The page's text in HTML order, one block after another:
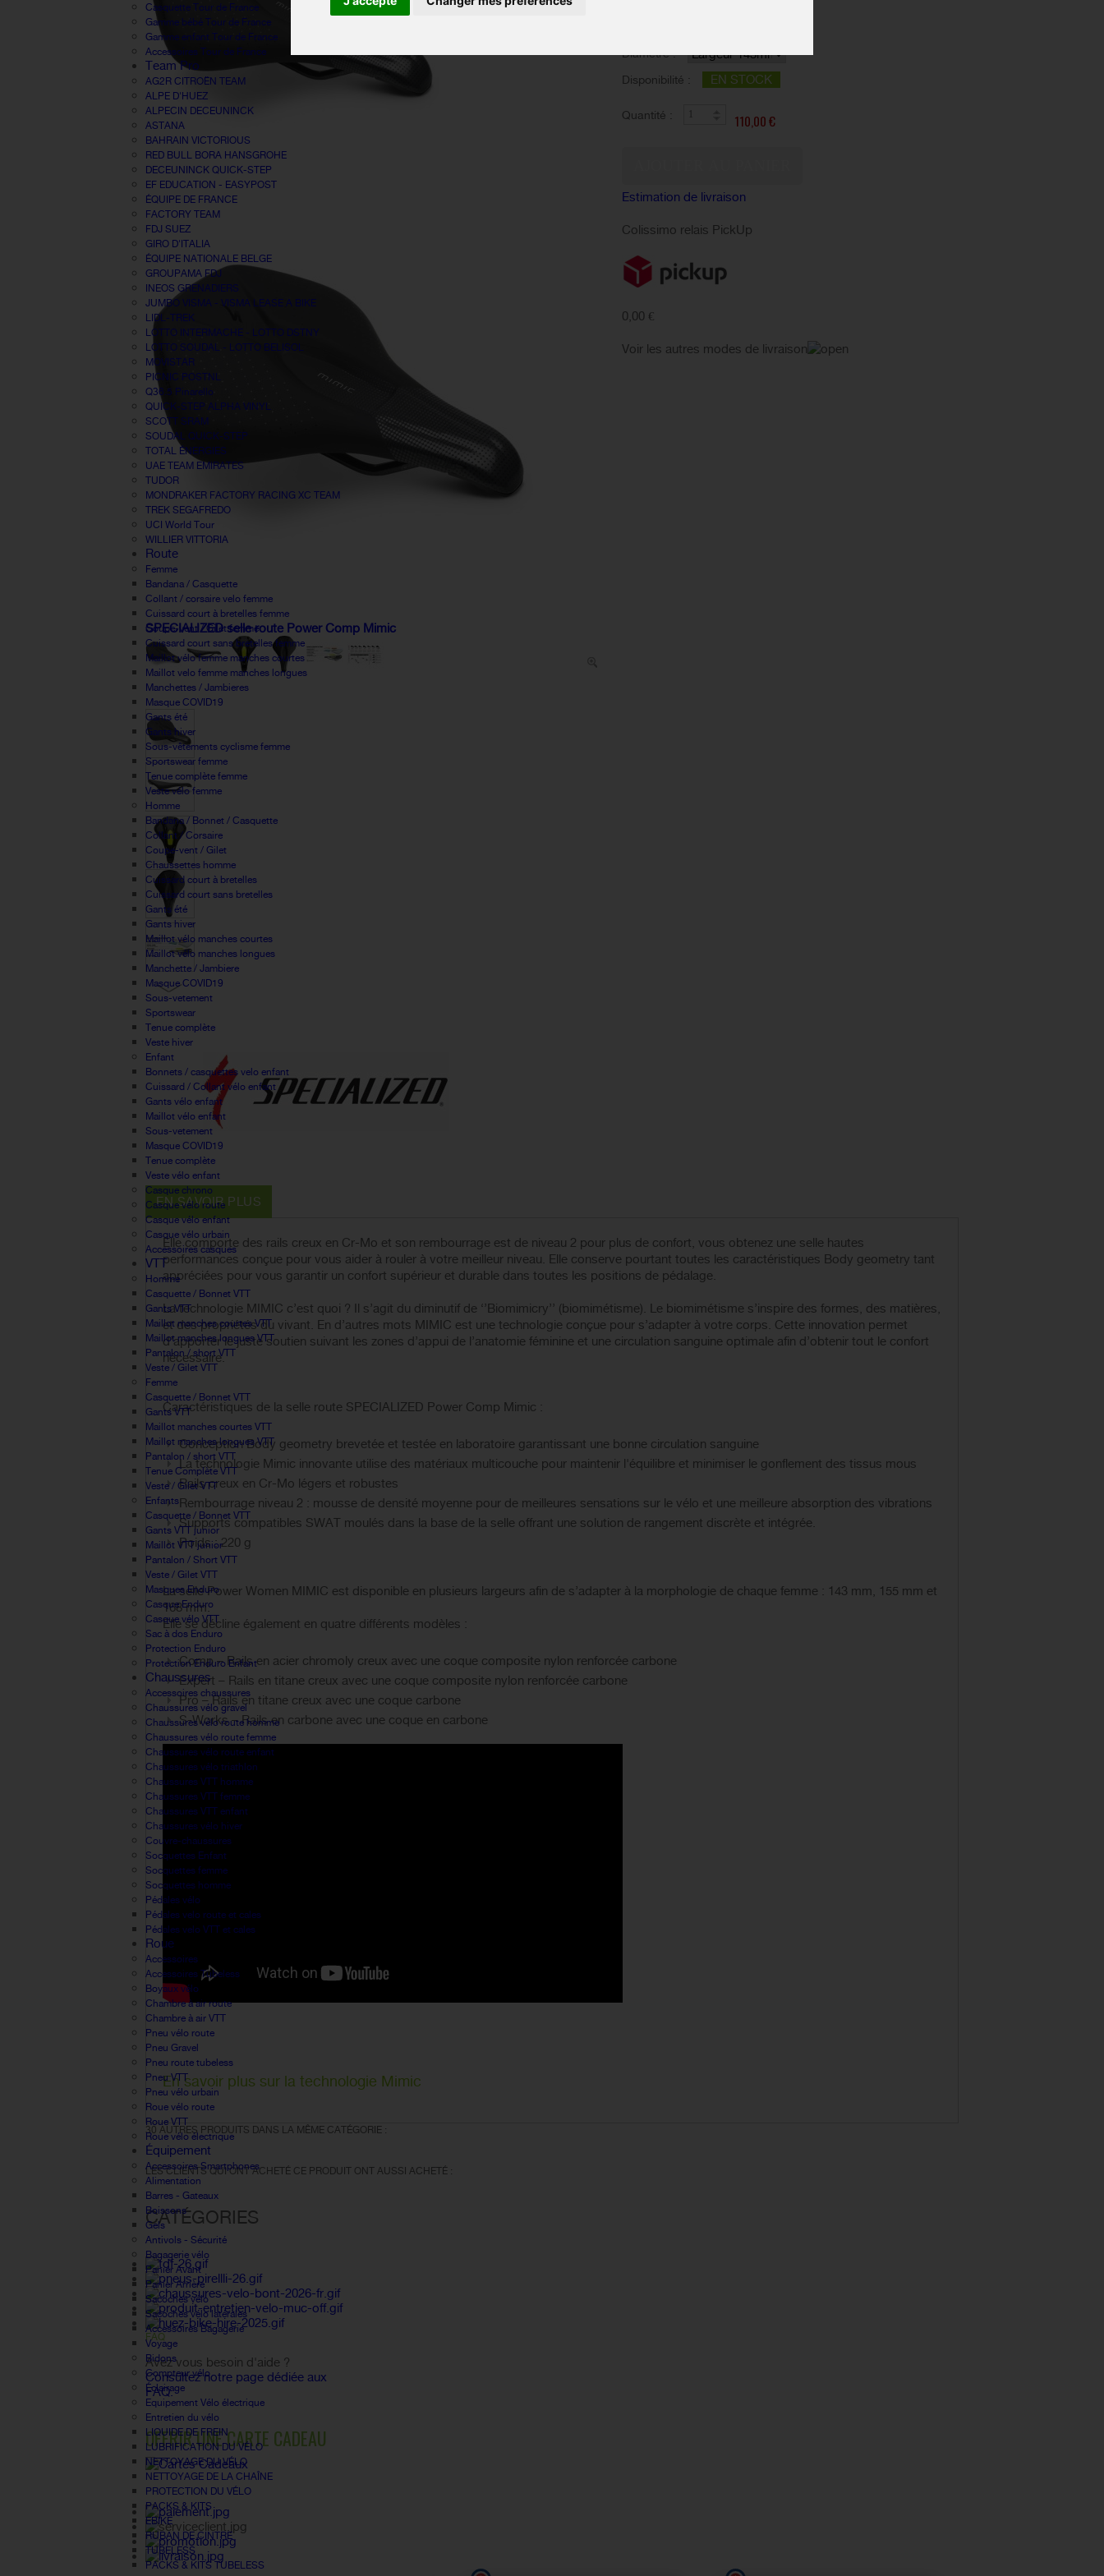
Casquette Tour de France
Gamme bébé Tour de France
Gamme enfant Tour de France
Accessoires Tour de France
Team Pro
AG2R CITROËN TEAM
ALPE D'HUEZ
ALPECIN DECEUNINCK
ASTANA
BAHRAIN VICTORIOUS
RED BULL BORA HANSGROHE
DECEUNINCK QUICK-STEP
EF EDUCATION - EASYPOST
ÉQUIPE DE FRANCE
FACTORY TEAM
FDJ SUEZ
GIRO D'ITALIA
ÉQUIPE NATIONALE BELGE
GROUPAMA FDJ
INEOS GRENADIERS
JUMBO VISMA - VISMA LEASE A BIKE
LIDL-TREK
LOTTO INTERMACHE - LOTTO DSTNY
LOTTO SOUDAL - LOTTO BELISOL
MOVISTAR
PICNIC POSTNL
Q36.5 Pinarello
QUICK-STEP ALPHA VINYL
SCOTT SRAM
SOUDAL QUICK-STEP
TOTAL ÉNERGIES
UAE TEAM EMIRATES
TUDOR
MONDRAKER FACTORY RACING XC TEAM
TREK SEGAFREDO
UCI World Tour
WILLIER VITTORIA
Route
Femme
Bandana / Casquette
Collant / corsaire velo femme
Cuissard court à bretelles femme
Coupe-vent / Gilet femme
Cuissard court sans bretelles femme
Maillot vélo femme manches courtes
Maillot velo femme manches longues
Manchettes / Jambieres
Masque COVID19
Gants été
Gants hiver
Sous-vêtements cyclisme femme
Sportswear femme
Tenue complète femme
Veste vélo femme
Homme
Bandana / Bonnet / Casquette
Collant / Corsaire
Coupe-vent / Gilet
Chaussettes homme
Cuissard court à bretelles
Cuissard court sans bretelles
Gants été
Gants hiver
Maillot vélo manches courtes
Maillot vélo manches longues
Manchette / Jambiere
Masque COVID19
Sous-vetement
Sportswear
Tenue complète
Veste hiver
Enfant
Bonnets / casquettes velo enfant
Cuissard / Collant vélo enfant
Gants vélo enfant
Maillot vélo enfant
Sous-vetement
Masque COVID19
Tenue complète
Veste vélo enfant
Casque chrono
Casque vélo route
Casque vélo enfant
Casque vélo urbain
Accessoires casques
VTT
Homme
Casquette / Bonnet VTT
Gants VTT
Maillot manches courtes VTT
Maillot manches longues VTT
Pantalon / short VTT
Veste / Gilet VTT
Femme
Casquette / Bonnet VTT
Gants VTT
Maillot manches courtes VTT
Maillot manches longues VTT
Pantalon / short VTT
Tenue Complète VTT
Veste / Gilet VTT
Enfants
Casquette / Bonnet VTT
Gants VTT junior
Maillot VTT junior
Pantalon / Short VTT
Veste / Gilet VTT
Masques Enduro
Casque Enduro
Casque vélo VTT
Sac à dos Enduro
Protection Enduro
Protection Enduro Enfant
Chaussures
Accessoires chaussures
Chaussures vélo gravel
Chaussures vélo route homme
Chaussures vélo route femme
Chaussures vélo route enfant
Chaussures vélo triathlon
Chaussures VTT homme
Chaussures VTT femme
Chaussures VTT enfant
Chaussures vélo hiver
Couvre-chaussures
Socquettes Enfant
Socquettes femme
Socquettes homme
Pédales vélo
Pédales velo route et cales
Pédales velo VTT et cales
Roue
Accessoires
Accessoires Tubeless
Boyaux vélo
Chambre à air route
Chambre à air VTT
Pneu vélo route
Pneu Gravel
Pneu route tubeless
Pneu VTT
Pneu vélo urbain
Roue vélo route
Roue VTT
Roue vélo électrique
Équipement
Accessoires Smartphones
Alimentation
Barres - Gateaux
Boissons
Gels
Antivols - Sécurité
Bagagerie vélo
Panier Avant
Panier Arrière
Sacoches vélo
Sacoches vélo latérales
Accessoires Bagagerie
Voyage
Bidons
Compteur vélo
Éclairage
Equipement Vélo électrique
Entretien du vélo
LIQUIDE DE FREIN
LUBRIFICATION DU VÉLO
NETTOYAGE DU VÉLO
NETTOYAGE DE LA CHAÎNE
PROTECTION DU VÉLO
PACKS & KITS
EBIKE
RUBAN DE CINTRE
TUBELESS
PACKS & KITS TUBELESS
SPECIALIZED selle route Power Comp Mimic
Diamètre :
Disponibilité :
EN STOCK
Quantité : 110,00 €
Estimation de livraison
Colissimo relais PickUp
0,00 €
Voir les autres modes de livraison
EN SAVOIR PLUS
Elle comporte des rails creux en Cr-Mo et son rembourrage est de niveau 2 pour plus de confort, vous obtenez une selle hautes
performances conçue pour vous aider à rouler à votre meilleur niveau. Elle conserve pourtant toutes les caractéristiques Body geometry tant
appréciées pour vous garantir un confort supérieur et durable dans toutes les positions de pédalage.
La technologie MIMIC c’est quoi ? Il s’agit du diminutif de ‘’Biomimicry’’ (biomimétisme). Le biomimétisme s’inspire des formes, des matières,
et des propriétés du vivant. En d’autres mots MIMIC est une technologie conçue pour s’adapter à votre corps. Cette innovation permet
d’apporter le juste soutien suivant les zones d’appui de l’anatomie féminine et une circulation sanguine optimale afin d’obtenir tout le confort
nécessaire.
Caractéristiques de la selle route SPECIALIZED Power Comp Mimic :
Conception Body geometry brevetée et testée en laboratoire garantissant une bonne circulation sanguine
La technologie Mimic innovante utilise des matériaux multicouche pour maintenir l'équilibre et minimiser le gonflement des tissus mous
Rails creux en Cr-Mo légers et robustes
Rembourrage niveau 2 : mousse de densité moyenne pour de meilleures sensations sur le vélo et une meilleure absorption des vibrations
Supports compatibles SWAT moulés dans la base de la selle offrant une solution de rangement discrète et intégrée.
Poids : 220 g
La selle Power Women MIMIC est disponible en plusieurs largeurs afin de s’adapter à la morphologie de chaque femme : 143 mm, 155 mm et
168 mm.
Elle se décline également en quatre différents modèles :
Comp – Rails en acier chromoly creux avec une coque composite nylon renforcée carbone
Expert – Rails en titane creux avec une coque composite nylon renforcée carbone
Pro – Rails en titane creux avec une coque carbone
S-Works – Rails en carbone avec une coque en carbone
En savoir plus sur la technologie Mimic
30 AUTRES PRODUITS DANS LA MÊME CATÉGORIE :
LES CLIENTS QUI ONT ACHETÉ CE PRODUIT ONT AUSSI ACHETÉ :
CATÉGORIES
FAQ
Avez vous besoin d'aide ?
Consultez notre page dédiée aux
FAQ.
OFFRIR UNE CARTE CADEAU